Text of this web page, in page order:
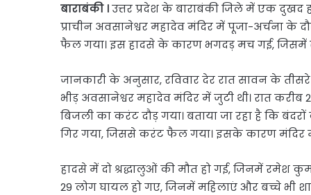
बाराबंकी ।उत्तर प्रदेश के बाराबंकी जिले में एक दुखद
प्राचीन अवसानेश्वर महादेव मंदिर में पूजा-अर्चना के
फैल गया। इस हादसे के कारण भगदड़ मच गई, जिसमें
जानकारी के अनुसार, रविवार देर रात सावन के
भीड़ अवसानेश्वर महादेव मंदिर में जुटी थी। रात
बिजली का करंट दौड़ गया। बताया जा रहा है कि
गिर गया, जिससे करंट फैल गया। इसके कारण मंदिर
हादसे में दो श्रद्धालुओं की मौत हो गई, जिनमें रमेश
29 लोग घायल हो गए, जिनमें महिलाएं और बच्चे भी